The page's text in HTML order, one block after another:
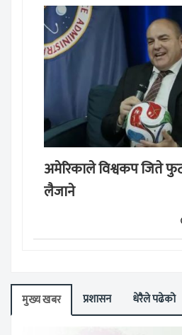
अमेरिकाले विश्वकप जिते
लैजाने
मुख्य खबर प्रशासन धेरैले पढेको